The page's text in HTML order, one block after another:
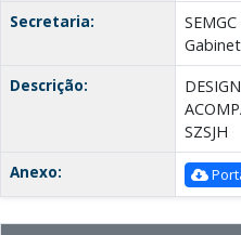
Secretaria:
Descrição:
SZSJH
Anexo: